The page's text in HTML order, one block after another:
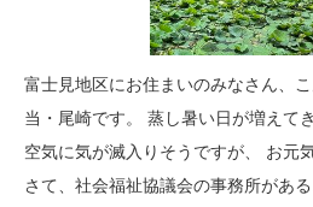
富士見地区にお住まいのみなさん、
当・尾崎です。 蒸し暑い日が増えて
空気に気が滅入りそうですが、 お元
さて、社会福祉協議会の事務所があ